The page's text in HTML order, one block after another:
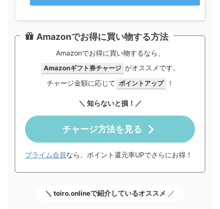
Amazonでお得に買い物する方法
Amazonでお得に買い物するなら、
Amazonギフト券チャージ がオススメです。
チャージ金額に応じて ポイントアップ ！
＼ 知らないと損！／
チャージ方法を見る
プライム会員なら、ポイント還元率UPでさらにお得！
＼ toiro.onlineで紹介しているオススメ ／